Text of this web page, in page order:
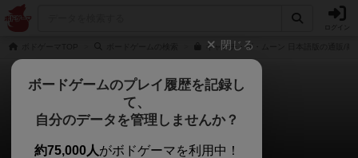
キャッチ・ザ・ムーン 日本語版の通販/商
キャッチ・ザ・ムーン
次のおすすめボードゲーム
閉じる
ボードゲームのプレイ履歴を記録し
て、
自分のデータを管理しませんか？
約75,000人がボドゲーマを利用中！